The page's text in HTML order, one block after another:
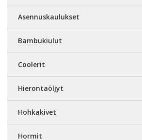
Asennuskaulukset
Bambukiulut
Coolerit
Hierontaöljyt
Hohkakivet
Hormit